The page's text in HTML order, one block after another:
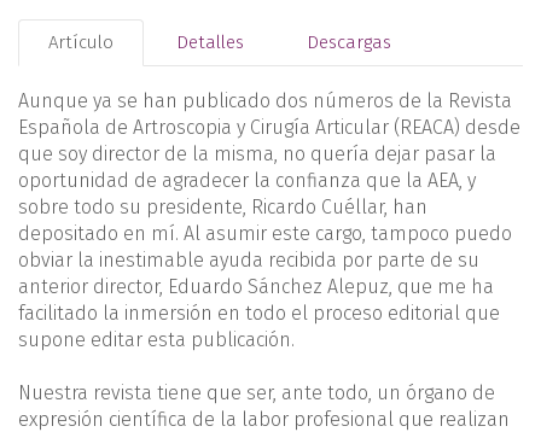
Artículo Detalles Descargas
Aunque ya se han publicado dos números de la Revista
Española de Artroscopia y Cirugía Articular (REACA) desde
que soy director de la misma, no quería dejar pasar la
oportunidad de agradecer la confianza que la AEA, y
sobre todo su presidente, Ricardo Cuéllar, han
depositado en mí. Al asumir este cargo, tampoco puedo
obviar la inestimable ayuda recibida por parte de su
anterior director, Eduardo Sánchez Alepuz, que me ha
facilitado la inmersión en todo el proceso editorial que
supone editar esta publicación.
Nuestra revista tiene que ser, ante todo, un órgano de
expresión científica de la labor profesional que realizan